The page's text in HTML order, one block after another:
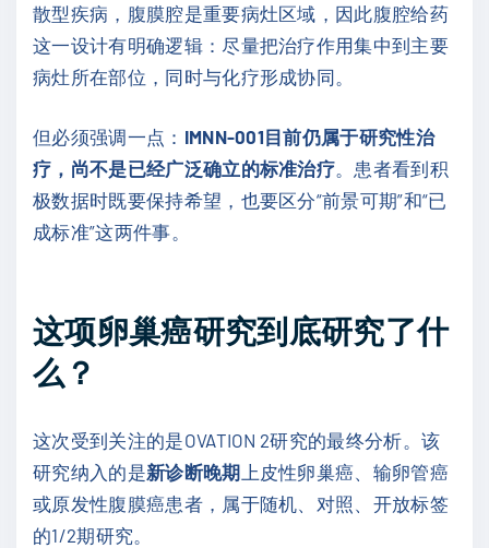
散型疾病，腹膜腔是重要病灶区域，因此腹腔给药
这一设计有明确逻辑：尽量把治疗作用集中到主要
病灶所在部位，同时与化疗形成协同。
但必须强调一点： IMNN-001目前仍属于研究性治
疗，尚不是已经广泛确立的标准治疗 。患者看到积
极数据时既要保持希望，也要区分“前景可期”和“已
成标准”这两件事。
这项卵巢癌研究到底研究了什
么？
这次受到关注的是OVATION 2研究的最终分析。该
研究纳入的是新诊断晚期 上皮性卵巢癌、输卵管癌
或原发性腹膜癌患者，属于随机、对照、开放标签
的1/2期研究。